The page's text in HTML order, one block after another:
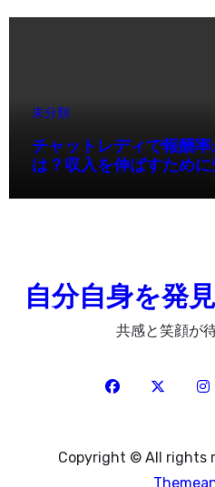
未分類
チャットレディで報酬
は？収入を伸ばすために
自分自身を発
共感と笑顔が
Copyright © All rights